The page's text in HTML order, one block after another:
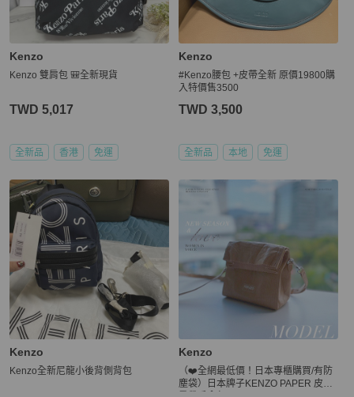
Kenzo
Kenzo 雙肩包 🎒全新現貨
TWD 5,017
全新品 香港 免運
Kenzo
#Kenzo腰包 +皮帶全新 原價19800購
入特價售3500
TWD 3,500
全新品 本地 免運
Kenzo
Kenzo全新尼龍小後背側背包
Kenzo
（❤️全網最低價！日本專櫃購買/有防
塵袋）日本牌子KENZO PAPER 皮革